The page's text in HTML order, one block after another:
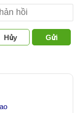
Hủy Gửi